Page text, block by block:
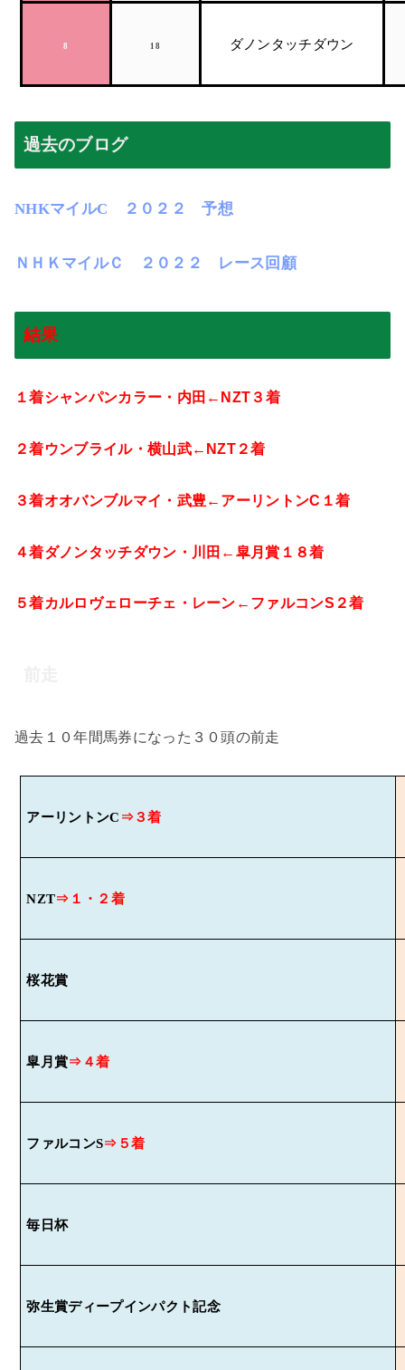
8 18 ダノンタッチダウン
過去のブログ
NHKマイルC ２０２２ 予想
ＮＨＫマイルＣ ２０２２ レース回顧
結果
１着シャンパンカラー・内田← NZT ３着
２着ウンブライル・横山武← NZT ２着
３着オオバンブルマイ・武豊←アーリントンC １着
４着ダノンタッチダウン・川田←皐月賞１８着
５着カルロヴェローチェ・レーン←ファルコンS ２着
過去１０年間馬券になった３０頭の前走
アーリントンC ⇒３着
NZT⇒１・２着
桜花賞
皐月賞⇒４着
ファルコンS⇒５着
毎日杯
弥生賞ディープインパクト記念